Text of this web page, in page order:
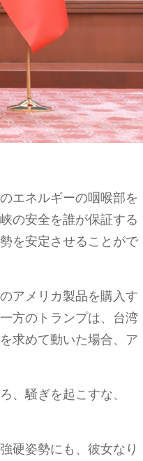
エネルギーの咽喉部を
の安全を誰が保証する
を安定させることがで
アメリカ製品を購入す
方のトランプは、台湾
求めて動いた場合、ア
騒ぎを起こすな、
硬姿勢にも、彼女なり